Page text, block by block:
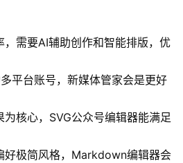
，需要AI辅助创作和智能排版，优
平台账号，新媒体管家会是更好
核心，SVG公众号编辑器能满足
好极简风格，Markdown编辑器会